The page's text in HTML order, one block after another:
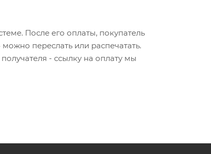
После его оплаты, покупатель
переслать или распечатать.
- ссылку на оплату мы